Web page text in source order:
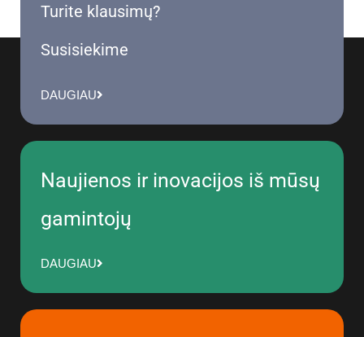
Turite klausimų?
Susisiekime
DAUGIAU
Naujienos ir inovacijos iš mūsų
gamintojų
DAUGIAU